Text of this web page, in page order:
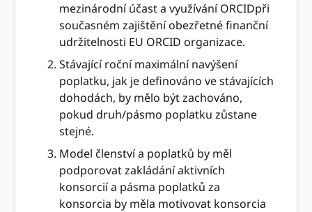
mezinárodní účast a využívání ORCIDpři
současném zajištění obezřetné finanční
udržitelnosti EU ORCID organizace.
Stávající roční maximální navýšení
poplatku, jak je definováno ve stávajících
dohodách, by mělo být zachováno,
pokud druh/pásmo poplatku zůstane
stejné.
Model členství a poplatků by měl
podporovat zakládání aktivních
konsorcií a pásma poplatků za
konsorcia by měla motivovat konsorcia